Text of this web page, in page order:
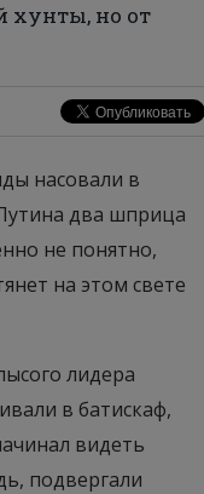
хунты, но от
насовали в
два шприца
не понятно,
на этом свете
лидера
в батискаф,
видеть
подвергали